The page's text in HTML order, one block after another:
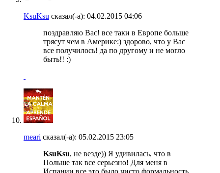
KsuKsu сказал(-а): 04.02.2015 04:06
поздравляю Вас! все таки в Европе больше
трясут чем в Америке:) здорово, что у Вас
все получилось! да по другому и не могло
быть!! :)
meari сказал(-а): 05.02.2015 23:05
KsuKsu, не везде)) Я удивилась, что в
Польше так все серьезно! Для меня в
Испании все это было чисто формальность,